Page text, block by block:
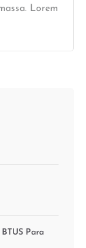
Lorem
Para